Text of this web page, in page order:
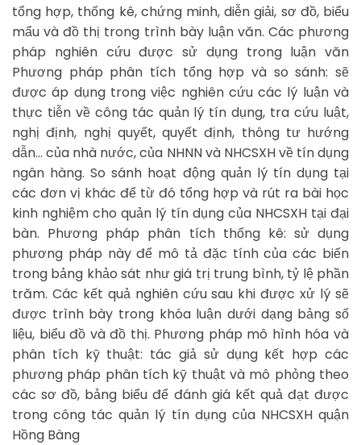
tổng hợp, thống kê, chứng minh, diễn giải, sơ đồ, biểu
mẩu và đồ thị trong trình bày luận văn. Các phương
pháp nghiên cứu được sử dụng trong luận văn
Phương pháp phân tích tổng hợp và so sánh: sẽ
được áp dụng trong việc nghiên cứu các lý luận và
thực tiễn về công tác quản lý tín dụng, tra cứu luật,
nghị định, nghị quyết, quyết định, thông tư hướng
dẫn… của nhà nước, của NHNN và NHCSXH về tín dụng
ngân hàng. So sánh hoạt động quản lý tín dụng tại
các đơn vị khác để từ đó tổng hợp và rút ra bài học
kinh nghiệm cho quản lý tín dụng của NHCSXH tại đại
bàn. Phương pháp phân tích thống kê: sử dụng
phương pháp này để mô tả đặc tính của các biến
trong bảng khảo sát như giá trị trung bình, tỷ lệ phần
trăm. Các kết quả nghiên cứu sau khi được xử lý sẽ
được trình bày trong khóa luận dưới dạng bảng số
liệu, biểu đồ và đồ thị. Phương pháp mô hình hóa và
phân tích kỹ thuật: tác giả sử dụng kết hợp các
phương pháp phân tích kỹ thuật và mô phỏng theo
các sơ đồ, bảng biểu để đánh giá kết quả đạt được
trong công tác quản lý tín dụng của NHCSXH quận
Hồng Bàng